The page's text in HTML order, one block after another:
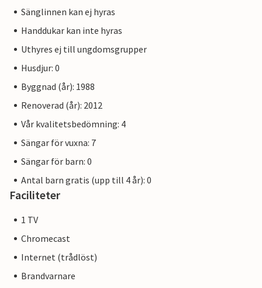
Sänglinnen kan ej hyras
Handdukar kan inte hyras
Uthyres ej till ungdomsgrupper
Husdjur: 0
Byggnad (år): 1988
Renoverad (år): 2012
Vår kvalitetsbedömning: 4
Sängar för vuxna: 7
Sängar för barn: 0
Antal barn gratis (upp till 4 år): 0
Faciliteter
1 TV
Chromecast
Internet (trådlöst)
Brandvarnare